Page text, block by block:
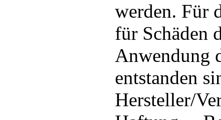
werden. Für
für Schäden
Anwendung
entstanden
Hersteller/